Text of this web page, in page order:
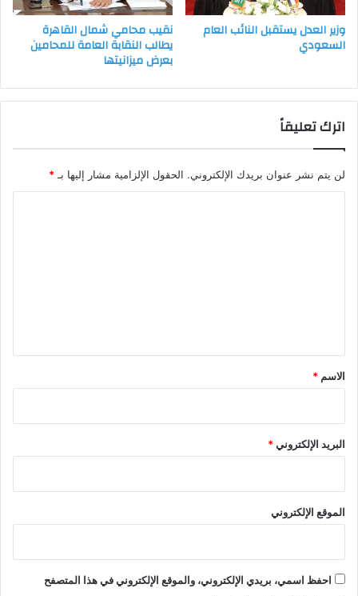
وزير العدل يستقبل النائب العام
السعودي
نقيب محامي شمال القاهرة
يطالب النقابة العامة للمحامين
بعرض ميزانيتها
اترك تعليقاً
لن يتم نشر عنوان بريدك الإلكتروني. الحقول الإلزامية مشار إليها بـ *
*
الاسم *
البريد الإلكتروني*
الموقع الإلكتروني
احفظ اسمي، بريدي الإلكتروني، والموقع الإلكتروني في هذا المتصفح